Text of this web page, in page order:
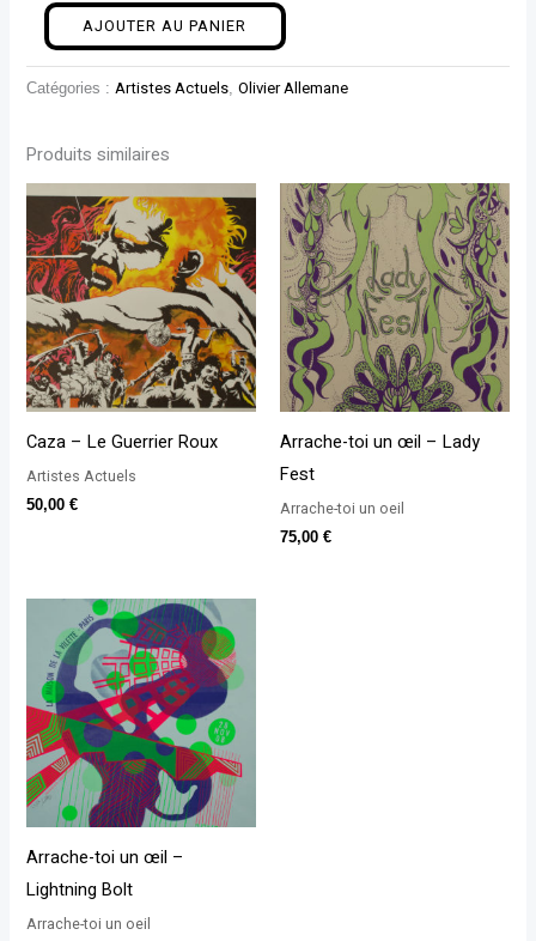
AJOUTER AU PANIER
Catégories :Artistes Actuels,Olivier Allemane
Produits similaires
Caza – Le Guerrier Roux
Artistes Actuels
50,00€
Arrache-toi un œil – Lady
Fest
Arrache-toi un oeil
75,00 €
Arrache-toi un œil –
Lightning Bolt
Arrache-toi un oeil